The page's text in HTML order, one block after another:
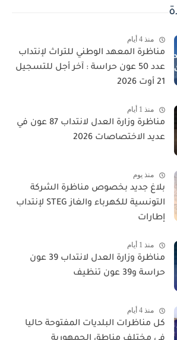
منذ 4 أيام
مناظرة المعهد الوطني للتراث لإنتداب
عدد 50 عون حراسة : آخر أجل للتسجيل
21 أوت 2026
منذ 1 أيام
مناظرة وزارة العدل لانتداب 87 عون في
عديد الاختصاصات 2026
منذ يوم
بلاغ جديد بخصوص مناظرة الشركة
التونسية للكهرباء والغاز STEG لإنتداب
إطارات
منذ 1 أيام
مناظرة وزارة العدل لانتداب 39 عون
حراسة و39 عون تنظيف
منذ 4 أيام
كل مناظرات البلديات المفتوحة حاليا